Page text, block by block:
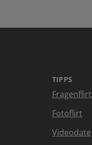
TIPPS
Fragenflirt
Fotoflirt
Videodate